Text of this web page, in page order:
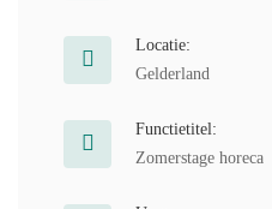
Locatie:
Gelderland
Functietitel:
Zomerstage horeca